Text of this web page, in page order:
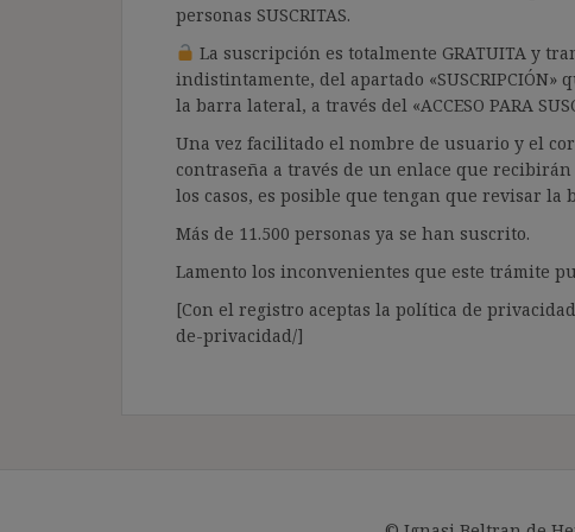
personas SUSCRITAS.
La suscripción es totalmente GRATUITA y
indistintamente, del apartado «SUSCRIPCIÓN»
la barra lateral, a través del «ACCESO PARA
Una vez facilitado el nombre de usuario y el
contraseña a través de un enlace que
los casos, es posible que tengan que revisar la
Más de 11.500 personas ya se han suscrito.
Lamento los inconvenientes que este trámite
[Con el registro aceptas la política de
de-privacidad/]